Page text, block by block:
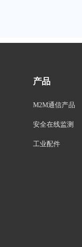
产品
M2M通信产品
安全在线监测
工业配件